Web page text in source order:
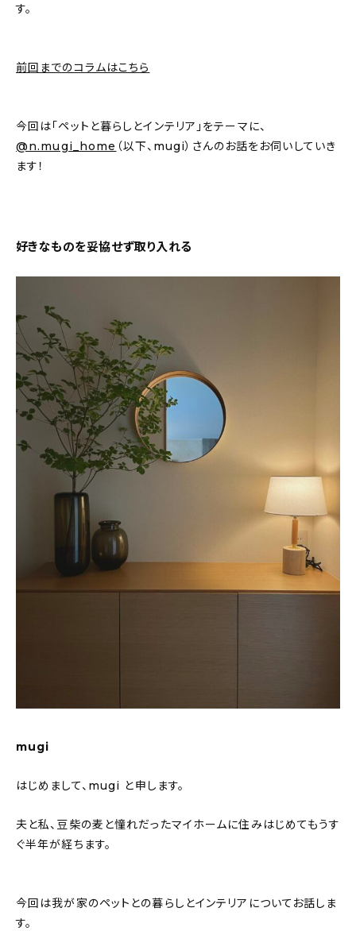
人気の記事
日用品
キッチン
キッズ
About
会社概要
プライバシーポリシー
お問い合わせ
す。
前回までのコラムはこちら
今回は「ペットと暮らしとインテリア」をテーマに、
@n.mugi_home （以下、mugi）さんのお話をお伺いしていき
ます！
好きなものを妥協せず取り入れる
mugi
はじめまして、mugi と申します。
夫と私、豆柴の麦と憧れだったマイホームに住みはじめてもうす
ぐ半年が経ちます。
今回は我が家のペットとの暮らしとインテリアについてお話しま
す。